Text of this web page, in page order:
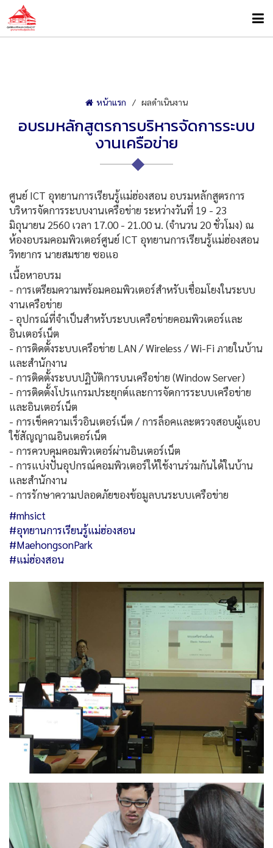
หน้าแรก ผลดำเนินงาน
อบรมหลักสูตรการบริหารจัดการระบบ
งานเครือข่าย
ศูนย์ ICT อุทยานการเรียนรู้แม่ฮ่องสอน อบรมหลักสูตรการ
บริหารจัดการระบบงานเครือข่าย ระหว่างวันที่ 19 - 23
มิถุนายน 2560 เวลา 17.00 - 21.00 น. (จำนวน 20 ชั่วโมง) ณ
ห้องอบรมคอมพิวเตอร์ศูนย์ ICT อุทยานการเรียนรู้แม่ฮ่องสอน
วิทยากร นายสมชาย ซอแอ
เนื้อหาอบรม
- การเตรียมความพร้อมคอมพิวเตอร์สำหรับเชื่อมโยงในระบบ
งานเครือข่าย
- อุปกรณ์ที่จำเป็นสำหรับระบบเครือข่ายคอมพิวเตอร์และ
อินเตอร์เน็ต
- การติดตั้งระบบเครือข่าย LAN / Wireless / Wi-Fi ภายในบ้าน
และสำนักงาน
- การติดตั้งระบบปฏิบัติการบนเครือข่าย (Window Server)
- การติดตั้งโปรแกรมประยุกต์และการจัดการระบบเครือข่าย
และอินเตอร์เน็ต
- การเช็คความเร็วอินเตอร์เน็ต / การล็อคและตรวจสอบผู้แอบ
ใช้สัญญาณอินเตอร์เน็ต
- การควบคุมคอมพิวเตอร์ผ่านอินเตอร์เน็ต
- การแบ่งปันอุปกรณ์คอมพิวเตอร์ให้ใช้งานร่วมกันได้ในบ้าน
และสำนักงาน
- การรักษาความปลอดภัยของข้อมูลบนระบบเครือข่าย
#mhsict
#อุทยานการเรียนรู้แม่ฮ่องสอน
#MaehongsonPark
#แม่ฮ่องสอน